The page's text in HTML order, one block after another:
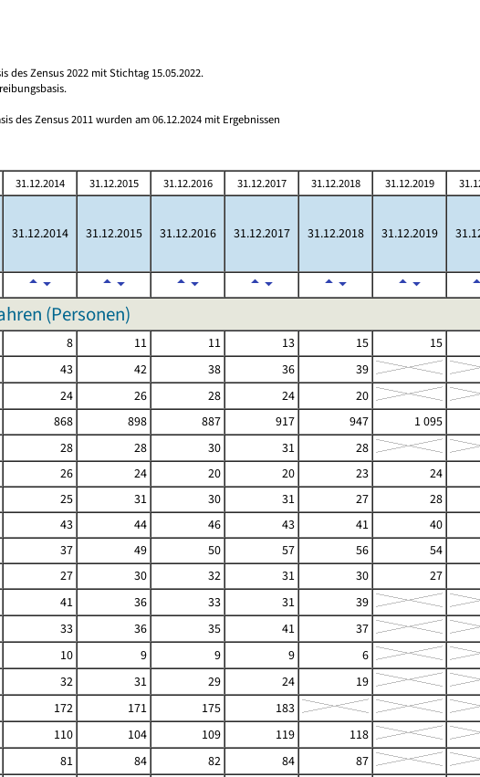
des Zensus 2022 mit Stichtag 15.05.2022.
des Zensus 2011 wurden am 06.12.2024 mit Ergebnissen
31.12.2014 31.12.2015 31.12.2016 31.12.2017 31.12.2018 31.12.2019
31.12.2014 31.12.2015 31.12.2016 31.12.2017 31.12.2018 31.12.2019
(Personen)
8 11 11 13 15
15
43 42 38 36
39
24 26 28 24
20
868 898 887 917 947
1 095
28 28 30 31
28
26 24 20 20 23
24
25 31 30 31 27
28
43 44 46 43 41
40
37 49 50 57 56
54
27 30 32 31 30
27
41 36 33 31
39
33 36 35 41
37
10 9 9 9
6
32 31 29 24
19
172 171 175
183
110 104 109 119
118
81 84 82 84
87